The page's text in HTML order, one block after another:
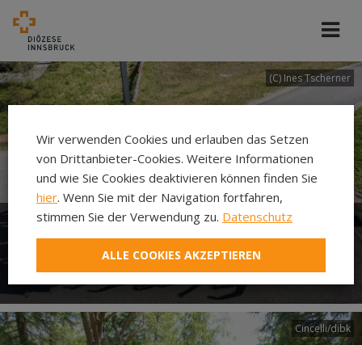
(C) Ines Tscherner
Pastoraltage der Diözese
Innsbruck
Cincelli/dibk
Wir verwenden Cookies und erlauben das Setzen
von Drittanbieter-Cookies. Weitere Informationen
und wie Sie Cookies deaktivieren können finden Sie
hier. Wenn Sie mit der Navigation fortfahren,
stimmen Sie der Verwendung zu. Datenschutz
ALLE COOKIES AKZEPTIEREN